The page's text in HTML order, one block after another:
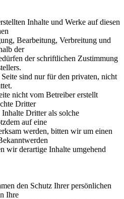
Inhalte und Werke auf diesen
Bearbeitung, Verbreitung und
der
der schriftlichen Zustimmung
sind nur für den privaten, nicht
nicht vom Betreiber erstellt
Dritter
Inhalte Dritter als solche
auf eine
werden, bitten wir um einen
wir derartige Inhalte umgehend
den Schutz Ihrer persönlichen
Ihre